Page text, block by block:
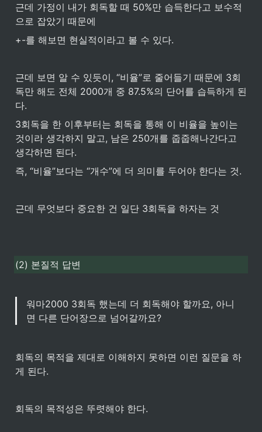
근데 가정이 내가 회독할 때 50%만 습득한다고 보수적
으로 잡았기 때문에
+-를 해보면 현실적이라고 볼 수 있다.
근데 보면 알 수 있듯이, “비율”로 줄어들기 때문에 3회
독만 해도 전체 2000개 중 87.5%의 단어를 습득하게 된
다.
3회독을 한 이후부터는 회독을 통해 이 비율을 높이는
것이라 생각하지 말고, 남은 250개를 줍줍해나간다고
생각하면 된다.
즉, “비율”보다는 “개수”에 더 의미를 두어야 한다는 것.
근데 무엇보다 중요한 건 일단 3회독을 하자는 것
(2) 본질적 답변
워마2000 3회독 했는데 더 회독해야 할까요, 아니
면 다른 단어장으로 넘어갈까요?
회독의 목적을 제대로 이해하지 못하면 이런 질문을 하
게 된다.
회독의 목적성은 뚜렷해야 한다.